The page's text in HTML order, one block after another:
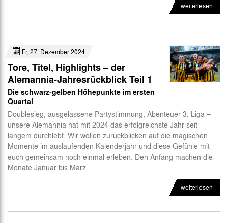
weiterlesen
Fr, 27. Dezember 2024
Tore, Titel, Highlights – der
Alemannia-Jahresrückblick Teil 1
Die schwarz-gelben Höhepunkte im ersten
Quartal
Doublesieg, ausgelassene Partystimmung, Abenteuer 3. Liga –
unsere Alemannia hat mit 2024 das erfolgreichste Jahr seit
langem durchlebt. Wir wollen zurückblicken auf die magischen
Momente im auslaufenden Kalenderjahr und diese Gefühle mit
euch gemeinsam noch einmal erleben. Den Anfang machen die
Monate Januar bis März.
weiterlesen